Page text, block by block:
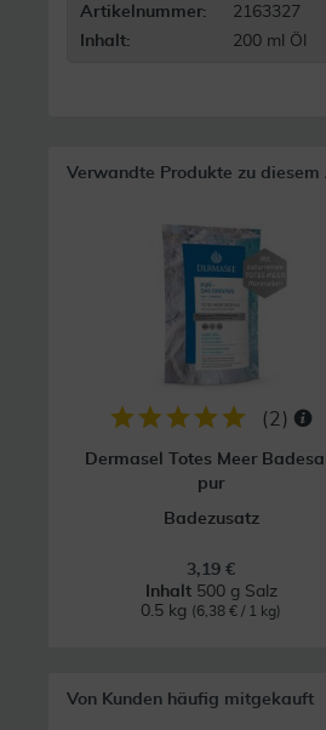
Artikelnummer: 2163327
Inhalt:
200 ml Öl
Verwandte Produkte zu diesem
(2 )
Dermasel Totes Meer
pur
Badezusatz
3,19 €
Inhalt 500 g Salz
0.5 kg (6,38 € / 1 kg)
Von Kunden häufig mitgekauft